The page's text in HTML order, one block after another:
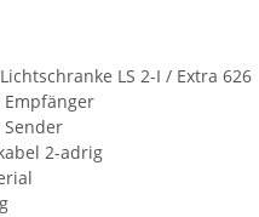
LS 2-I / Extra 626
Empfänger
Sender
2-adrig